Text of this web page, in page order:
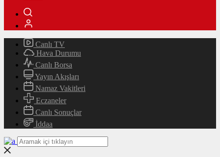
Canlı TV
Hava Durumu
Canlı Borsa
Yayın Akışları
Namaz Vakitleri
Eczaneler
Canlı Sonuçlar
İddaa